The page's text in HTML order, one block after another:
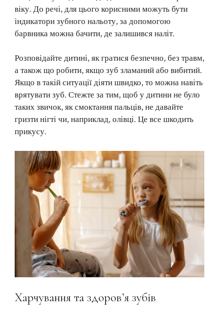
віку. До речі, для цього корисними можуть бути
індикатори зубного нальоту, за допомогою
барвника можна бачити, де залишився наліт.
Розповідайте дитині, як гратися безпечно, без травм,
а також що робити, якщо зуб зламаний або вибитий.
Якщо в такій ситуації діяти швидко, то можна навіть
врятувати зуб. Стежте за тим, щоб у дитини не було
таких звичок, як смоктання пальців, не давайте
гризти нігті чи, наприклад, олівці. Це все шкодить
прикусу.
Харчування та здоров’я зубів